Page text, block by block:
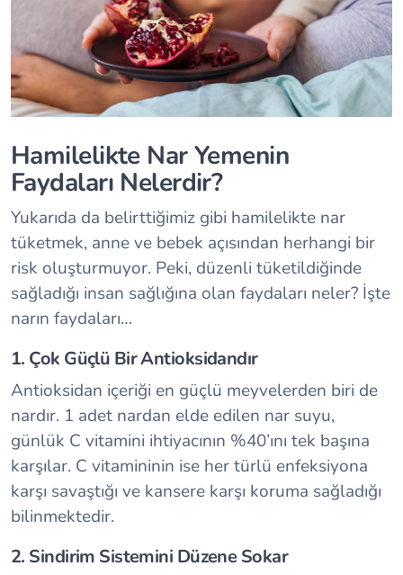
Hamilelikte Nar Yemenin
Faydaları Nelerdir?
Yukarıda da belirttiğimiz gibi hamilelikte nar
tüketmek, anne ve bebek açısından herhangi bir
risk oluşturmuyor. Peki, düzenli tüketildiğinde
sağladığı insan sağlığına olan faydaları neler? İşte
narın faydaları…
1. Çok Güçlü Bir Antioksidandır
Antioksidan içeriği en güçlü meyvelerden biri de
nardır. 1 adet nardan elde edilen nar suyu,
günlük C vitamini ihtiyacının %40’ını tek başına
karşılar. C vitamininin ise her türlü enfeksiyona
karşı savaştığı ve kansere karşı koruma sağladığı
bilinmektedir.
2. Sindirim Sistemini Düzene Sokar